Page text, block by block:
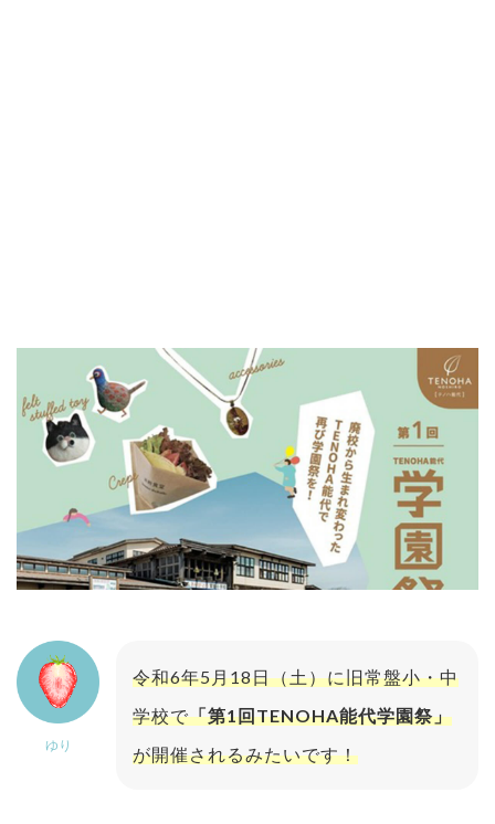
ゆり
令和6年5月18日（土）に旧常盤小・中
学校で「第1回TENOHA能代学園祭」
が開催されるみたいです！